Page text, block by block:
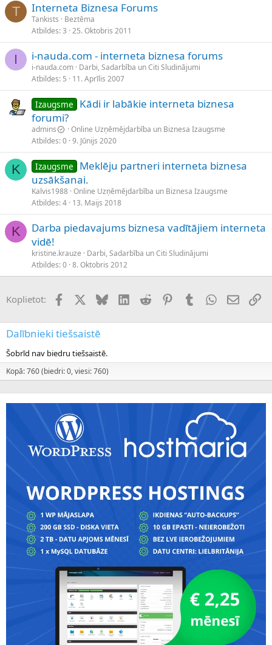
T Interneta Biznesa Forums
Tankists
Beztēma
Atbildes 3 25. Oktobris 2011
I i-nauda.com - interneta biznesa forums
i-nauda.com Darbi, Sadarbība un Citi Sludinājumi
Atbildes 5 11. Aprīlis 2007
Izaugsme
Kādi ir labākie interneta biznesa
forumi?
admins
Online Uzņēmējdarbība un Biznesa Izaugsme
Atbildes 0 9. Jūnijs 2020
K Izaugsme
Meklēju partneri interneta biznesa
uzsākšanai.
Kalvis1988 Online Uzņēmējdarbība un Biznesa Izaugsme
Atbildes 4 13. Maijs 2018
K
Darba piedavajums biznesa vadītājiem interneta
vidē!
kristine.krauze
Darbi, Sadarbība un Citi Sludinājumi
Atbildes 0 8. Oktobris 2012
Koplietot: FacebookX (Twitter)
BlueskyLinkedInReddit PinterestTumblrWhatsApp
E-pasts
Dalībnieki tiešsaistē
Šobrīd nav biedru tiešsaistē.
Kopā: 760 (biedri: 0, viesi: 760)